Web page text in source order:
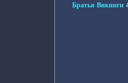
Братья Викинги